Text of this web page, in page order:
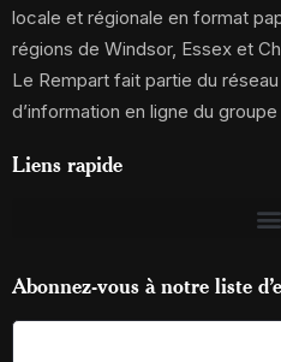
locale et régionale en format
régions de Windsor, Essex et
Le Rempart fait partie du
d’information en ligne du
Liens rapide
Abonnez-vous à notre liste